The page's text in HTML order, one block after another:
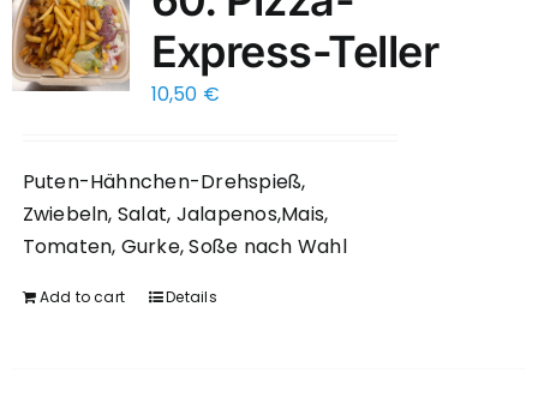
Express-Teller
10,50 €
Puten-Hähnchen-Drehspieß,
Zwiebeln, Salat, Jalapenos,Mais,
Tomaten, Gurke, Soße nach Wahl
Add to cart Details